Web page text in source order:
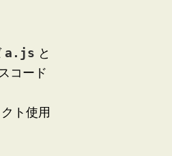
a.js と
コード
ト使用